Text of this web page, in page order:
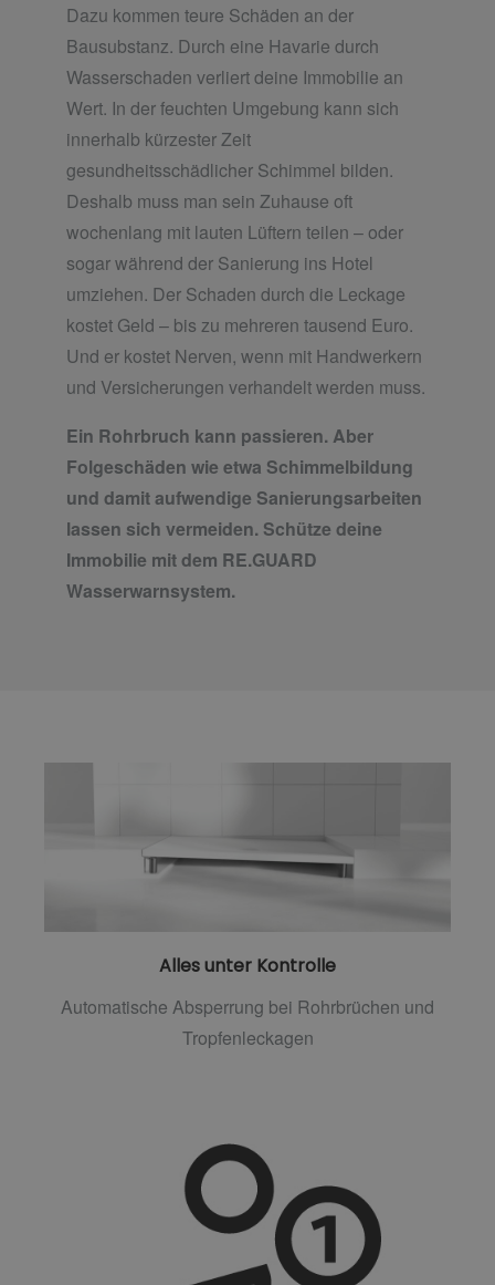
Dazu kommen teure Schäden an der
Bausubstanz. Durch eine Havarie durch
Wasserschaden verliert deine Immobilie an
Wert. In der feuchten Umgebung kann sich
innerhalb kürzester Zeit
gesundheitsschädlicher Schimmel bilden.
Deshalb muss man sein Zuhause oft
wochenlang mit lauten Lüftern teilen – oder
sogar während der Sanierung ins Hotel
umziehen. Der Schaden durch die Leckage
kostet Geld – bis zu mehreren tausend Euro.
Und er kostet Nerven, wenn mit Handwerkern
und Versicherungen verhandelt werden muss.
Ein Rohrbruch kann passieren. Aber
Folgeschäden wie etwa Schimmelbildung
und damit aufwendige Sanierungsarbeiten
lassen sich vermeiden. Schütze deine
Immobilie mit dem RE.GUARD
Wasserwarnsystem.
Alles unter Kontrolle
Automatische Absperrung bei Rohrbrüchen und
Tropfenleckagen